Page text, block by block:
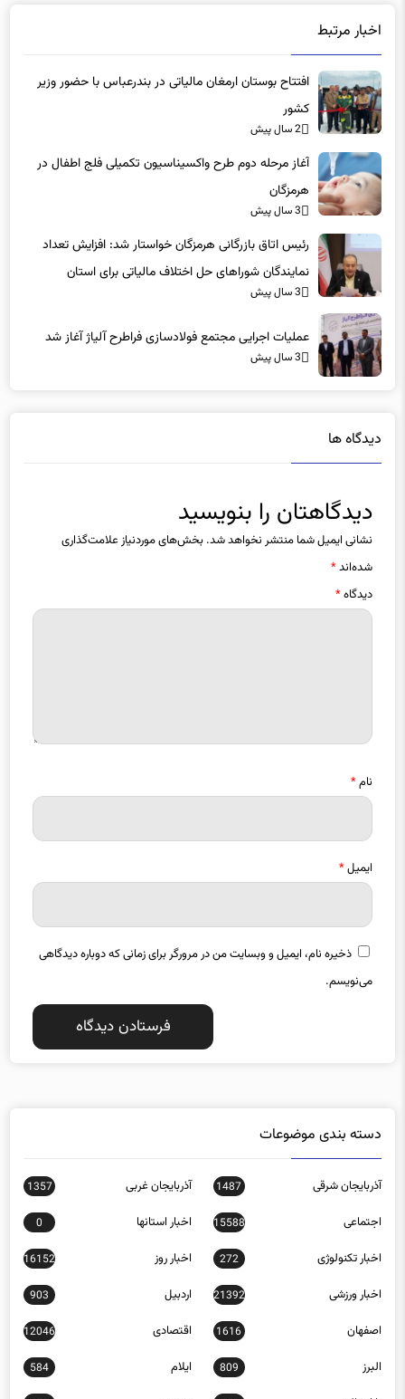
افتتاح بوستان ارمغان مالیاتی در بندرعباس با حضور وزیر
کشور
2 سال پیش
آغاز مرحله دوم طرح واکسیناسیون تکمیلی فلج اطفال در
هرمزگان
رئیس اتاق بازرگانی هرمزگان خواستار شد: افزایش تعداد
نمایندگان‌ شوراهای حل اختلاف مالیاتی برای استان
3 سال پیش
3 سال پیش
نشانی ایمیل شما منتشر نخواهد شد.بخش‌های موردنیاز علامت‌گذاری
شده‌اند*
دیدگاه*
ایمیل*
ذخیره نام، ایمیل و وبسایت من در مرورگر برای زمانی که دوباره دیدگاهی
می‌نویسم.
آذربایجان شرقی
اجتماعی 15588 اخبار استانها 0
اخبار تکنولوژی 272 اخبار روز 16152
اخبار ورزشی 21392 اردبیل 903
اصفهان 1616 اقتصادی 12046
البرز 809 ایلام 584
بازار مالی 32 بوشهر 485